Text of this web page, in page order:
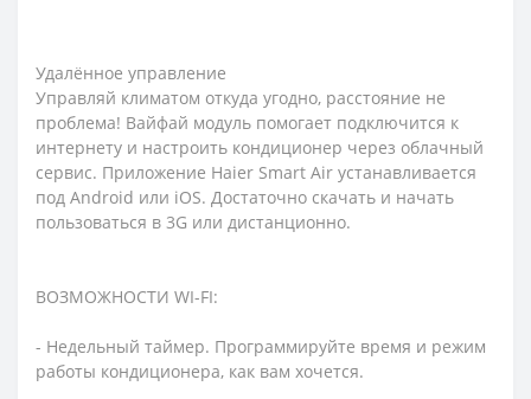
Удалённое управление
Управляй климатом откуда угодно, расстояние не
проблема! Вайфай модуль помогает подключится к
интернету и настроить кондиционер через облачный
сервис. Приложение Haier Smart Air устанавливается
под Android или iOS. Достаточно скачать и начать
пользоваться в 3G или дистанционно.
ВОЗМОЖНОСТИ WI-FI:
- Недельный таймер. Программируйте время и режим
работы кондиционера, как вам хочется.